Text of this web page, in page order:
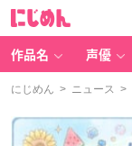
作品名 声優
にじめん > ニュース >